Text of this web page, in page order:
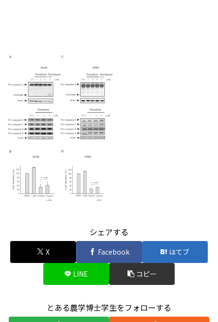
シェアする
X Facebook はてブ
LINE コピー
とある農学博士学生をフォローする